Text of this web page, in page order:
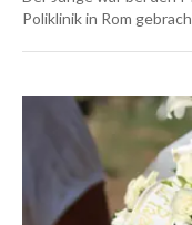
Poliklinik in Rom